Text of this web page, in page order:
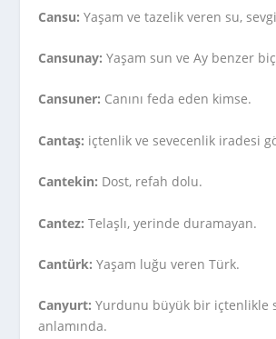
Cansu: Yaşam ve tazelik veren su,
Cansunay: Yaşam sun ve Ay benzer
Cansuner: Canını feda eden kimse.
Cantaş: içtenlik ve sevecenlik iradesi
Cantekin: Dost, refah dolu.
Cantez: Telaşlı, yerinde duramayan.
Cantürk: Yaşam luğu veren Türk.
Canyurt: Yurdunu büyük bir içtenlikle
anlamında.